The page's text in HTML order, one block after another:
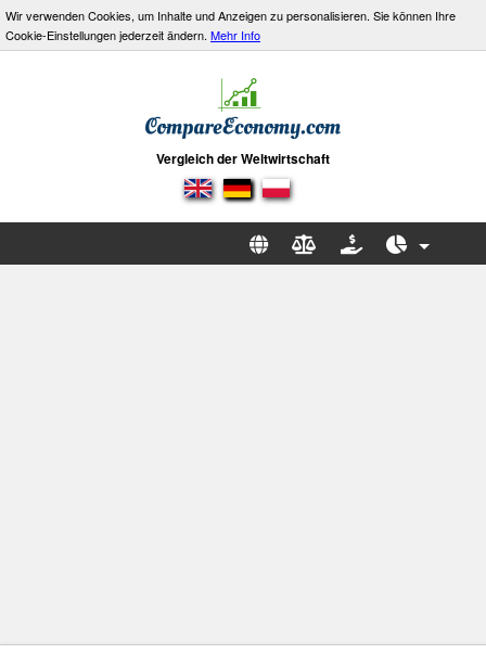
Wir verwenden Cookies, um Inhalte und Anzeigen zu personalisieren. Sie können Ihre
Cookie-Einstellungen jederzeit ändern. Mehr Info
Vergleich der Weltwirtschaft